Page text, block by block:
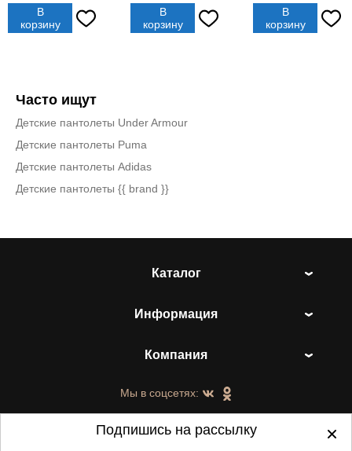
В
корзину
В
корзину
В
корзину
Часто ищут
Детские пантолеты Under Armour
Детские пантолеты Puma
Детские пантолеты Adidas
Детские пантолеты {{ brand }}
Каталог
Информация
Компания
Мы в соцсетях:
Подпишись на рассылку